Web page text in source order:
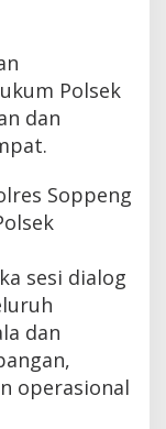
Polsek
dan
Soppeng
sesi dialog
dan
operasional